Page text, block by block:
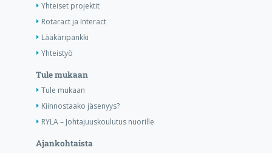
Yhteiset projektit
Rotaract ja Interact
Lääkäripankki
Yhteistyö
Tule mukaan
Tule mukaan
Kiinnostaako jäsenyys?
RYLA – Johtajuuskoulutus nuorille
Ajankohtaista